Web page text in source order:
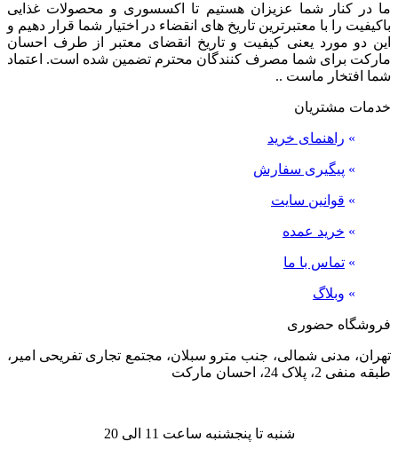
ما در کنار شما عزیزان هستیم تا اکسسوری و محصولات غذایی
باکیفیت را با معتبرترین تاریخ های انقضاء در اختیار شما قرار دهیم و
این دو مورد یعنی کیفیت و تاریخ انقضای معتبر از طرف احسان
مارکت برای شما مصرف کنندگان محترم تضمین شده است. اعتماد
شما افتخار ماست ..
خدمات مشتریان
» راهنمای خرید
» پیگیری سفارش
» قوانین سایت
» خرید عمده
» تماس با ما
» وبلاگ
فروشگاه حضوری
تهران، مدنی شمالی، جنب مترو سبلان، مجتمع تجاری تفریحی امیر،
طبقه منفی 2، پلاک 24، احسان مارکت
شنبه تا پنجشنبه ساعت 11 الی 20